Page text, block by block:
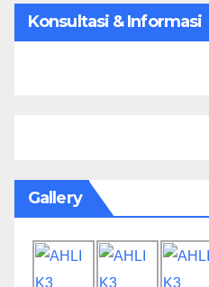
Konsultasi & Informasi
Gallery